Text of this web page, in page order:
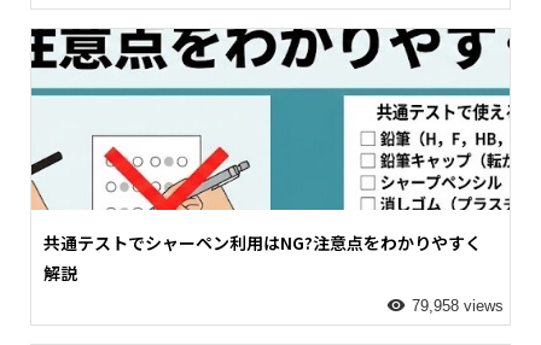
共通テストでシャーペン利用はNG?注意点をわかりやすく
解説
79,958 views